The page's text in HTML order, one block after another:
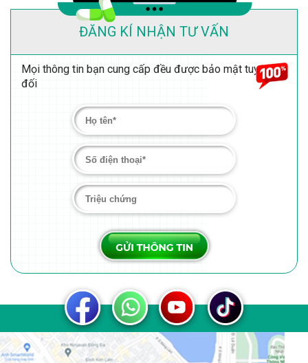
ĐĂNG KÍ NHẬN TƯ VẤN
Mọi thông tin bạn cung cấp đều được bảo mật tuyệt
đối